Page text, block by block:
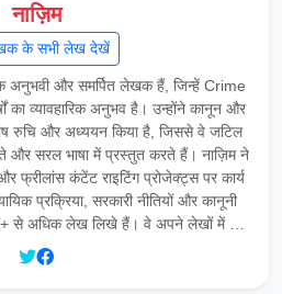
नाज़िम
के सभी लेख देखें
और समर्पित लेखक हैं, जिन्हें Crime
का व्यावहारिक अनुभव है। उन्होंने कानून और
रुचि और अध्ययन किया है, जिससे वे जटिल
और सरल भाषा में प्रस्तुत करते हैं। नाज़िम ने
फ्रीलांस कंटेंट राइटिंग प्रोजेक्ट्स पर कार्य
प्रक्रिया, सरकारी नीतियों और कानूनी
से अधिक लेख लिखे हैं। वे अपने लेखों में …